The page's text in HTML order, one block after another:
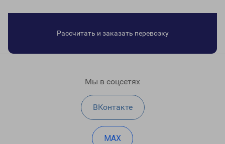
Рассчитать и заказать перевозку
Мы в соцсетях
ВКонтакте
MAX